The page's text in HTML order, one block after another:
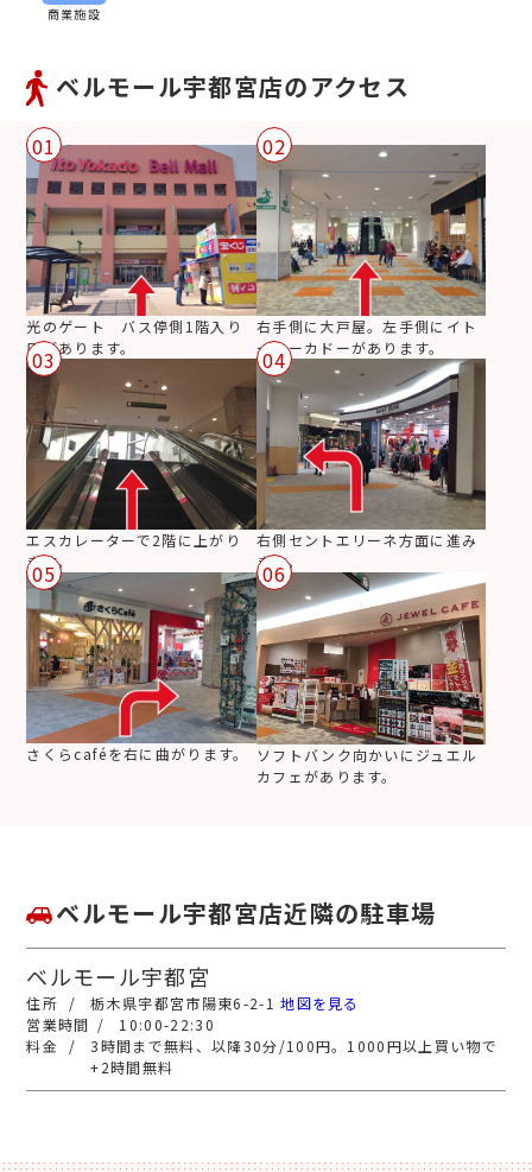
商業施設
ベルモール宇都宮店のアクセス
01
光のゲート バス停側1階入り
口があります。
02
右手側に大戸屋。左手側にイト
ーヨーカドーがあります。
03
エスカレーターで2階に上がり
ます。
04
右側セントエリーネ方面に進み
ます。
05
さくらcaféを右に曲がります。
06
ソフトバンク向かいにジュエル
カフェがあります。
ベルモール宇都宮店近隣の駐車場
ベルモール宇都宮
栃木県宇都宮市陽東6-2-1地図を見る
10:00-22:30
3時間まで無料、以降30分/100円。1000円以上買い物で
+2時間無料